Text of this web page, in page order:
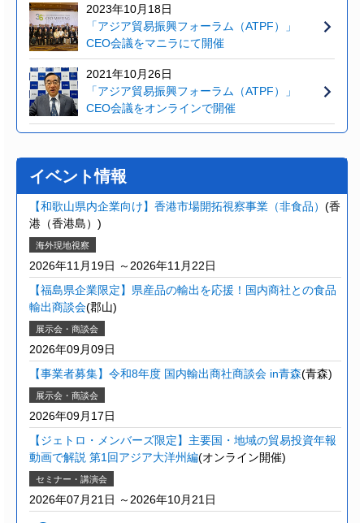
2023年10月18日
「アジア貿易振興フォーラム（ATPF）」
CEO会議をマニラにて開催
2021年10月26日
「アジア貿易振興フォーラム（ATPF）」
CEO会議をオンラインで開催
イベント情報
【和歌山県内企業向け】香港市場開拓視察事業（非食品）(香
港（香港島）)
海外現地視察
2026年11月19日 ～2026年11月22日
【福島県企業限定】県産品の輸出を応援！国内商社との食品
輸出商談会(郡山)
展示会・商談会
2026年09月09日
【事業者募集】令和8年度 国内輸出商社商談会 in青森(青森)
展示会・商談会
2026年09月17日
【ジェトロ・メンバーズ限定】主要国・地域の貿易投資年報
動画で解説 第1回アジア大洋州編(オンライン開催)
セミナー・講演会
2026年07月21日 ～2026年10月21日